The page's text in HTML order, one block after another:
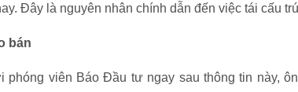
Đây là nguyên nhân chính dẫn đến việc tái cấu
bán
phóng viên Báo Đầu tư ngay sau thông tin này,